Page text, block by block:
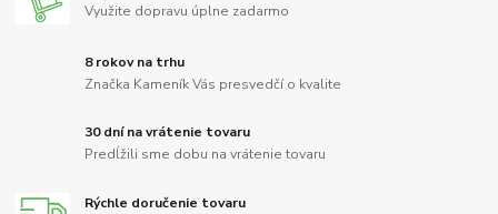
Využite dopravu úplne zadarmo
8 rokov na trhu
Značka Kameník Vás presvedčí o kvalite
30 dní na vrátenie tovaru
Predĺžili sme dobu na vrátenie tovaru
Rýchle doručenie tovaru